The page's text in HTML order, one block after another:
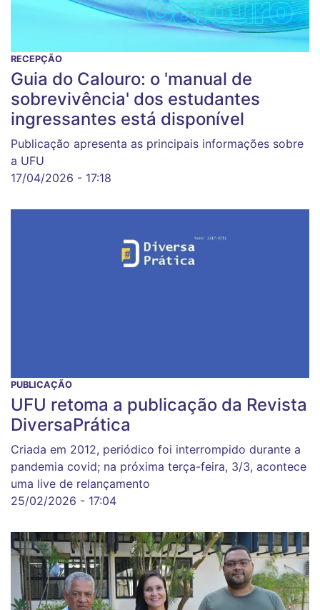
RECEPÇÃO
Guia do Calouro: o 'manual de
sobrevivência' dos estudantes
ingressantes está disponível
Publicação apresenta as principais informações sobre
a UFU
17/04/2026 - 17:18
PUBLICAÇÃO
UFU retoma a publicação da Revista
DiversaPrática
Criada em 2012, periódico foi interrompido durante a
pandemia covid; na próxima terça-feira, 3/3, acontece
uma live de relançamento
25/02/2026 - 17:04